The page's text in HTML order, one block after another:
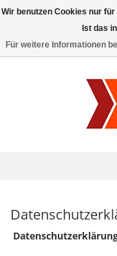
Toggle
Wir benutzen Cookies nur
Ist das
Für weitere Informationen